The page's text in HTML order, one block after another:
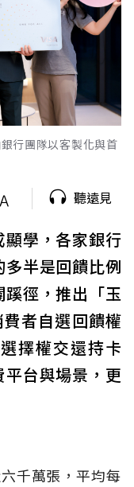
行團隊以客製化與首
聽遠見
學，各家銀行
半是回饋比例
徑，推出「玉
者自選回饋權
擇權交還持卡
台與場景，更
千萬張，平均每